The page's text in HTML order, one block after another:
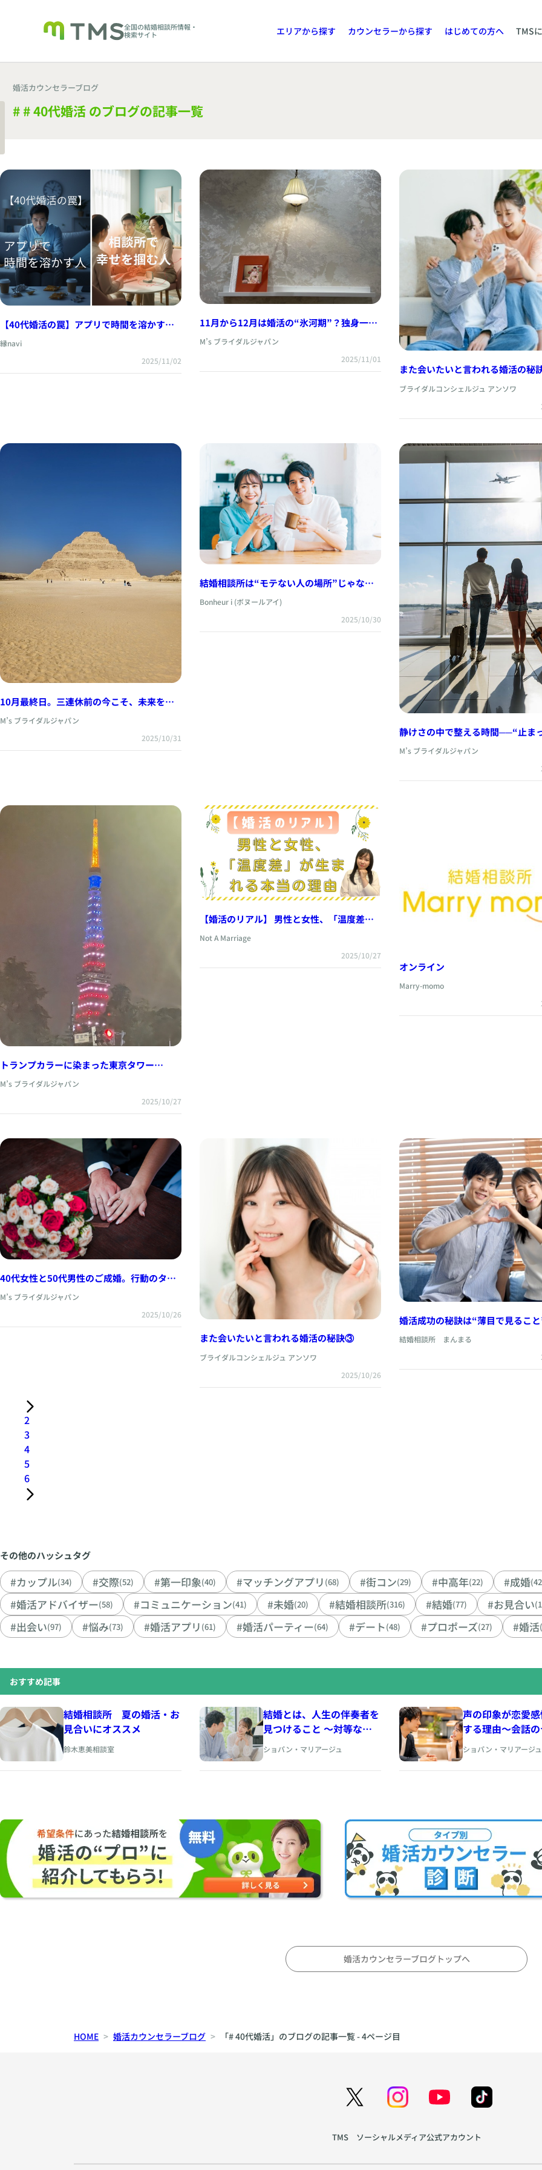
全国の結婚相談所情報・
検索サイト
エリアから探す カウンセラーから探す はじめての方へ TMS
婚活カウンセラーブログ
# # 40代婚活 のブログの記事一覧
【40代婚活の罠】アプリで時間を溶かす
所”じゃなかった。
縁navi
2025/11/02
11月から12月は婚活の“氷河期”？独身一人
暮らしの方必見！結婚相談所 東京で理想の
出会いを掴む方法
M’s ブライダルジャパン
2025/11/01
また会いたいと言われる婚活の秘
ブライダルコンシェルジュ アンソワ
10月最終日。三連休前の今こそ、未来を動
かす一歩を
M’s ブライダルジャパン
2025/10/31
結婚相談所は“モテない人の場所”じゃな
い！ ― 結婚相談所ってどんなところ？ ―
Bonheur i (ボヌールアイ)
2025/10/30
静けさの中で整える時間──“止ま
ようで、運が動いている瞬間” 🌸
M’s ブライダルジャパン
トランプカラーに染まった東京タワー
と、“ご縁の光”が灯る瞬間
M’s ブライダルジャパン
2025/10/27
【婚活のリアル】 男性と女性、「温度差」
が生まれる本当の理由
Not A Marriage
2025/10/27
オンライン
Marry-momo
40代女性と50代男性のご成婚。行動のタイ
ミングが“運命のご縁”を引き寄せた
M’s ブライダルジャパン
2025/10/26
また会いたいと言われる婚活の秘訣③
ブライダルコンシェルジュ アンソワ
2025/10/26
婚活成功の秘訣は“薄目で見るこ
本質が見える瞬間とは
結婚相談所 まんまる
2
3
4
5
6
その他のハッシュタグ
#カップル(34) #交際(52) #第一印象(40) #マッチングアプリ (68) #街コン(29) #中高年(22) #成婚
#婚活アドバイザー(58) #コミュニケーション(41) #未婚(20) #結婚相談所(316) #結婚(77) #お見合い
#出会い(97) #悩み(73) #婚活アプリ (61) #婚活パーティー(64) #デート(48) #プロポーズ(27) #婚活
おすすめ記事
結婚相談所 夏の婚活・お
見合いにオススメ
鈴木恵美相談室
結婚とは、人生の伴奏者を
見つけること 〜対等なパ
ートナーシップの育て方を
アドラー心理学から考え
る〜
ショパン・マリアージュ
声の印象が恋愛
する理由〜会話
間、声色から生
さ~ https://
piano.com
ショパン・マリアージュ
婚活カウンセラーブログトップへ
HOME 婚活カウンセラーブログ 「# 40代婚活」のブログの記事一覧 - 4ページ目
TMS ソーシャルメディア公式アカウント